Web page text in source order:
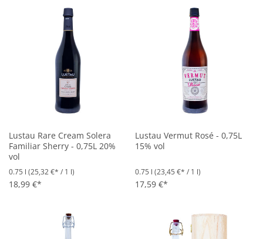
Lustau Rare Cream Solera
Familiar Sherry - 0,75L 20%
vol
0.75 l (25,32 €* / 1 l)
18,99 €*
Lustau Vermut Rosé - 0,75L
15% vol
0.75 l (23,45 €* / 1 l)
17,59 €*